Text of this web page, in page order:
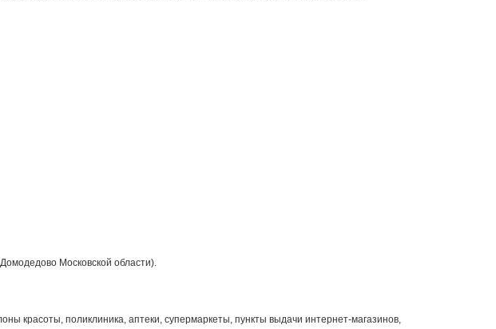
Московской области).
красоты, поликлиника, аптеки, супермаркеты, пункты выдачи интернет-магазинов,